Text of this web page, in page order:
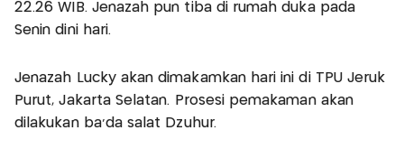
22.26 WIB. Jenazah pun tiba di rumah duka pada
Senin dini hari.
Jenazah Lucky akan dimakamkan hari ini di TPU Jeruk
Purut, Jakarta Selatan. Prosesi pemakaman akan
dilakukan ba’da salat Dzuhur.